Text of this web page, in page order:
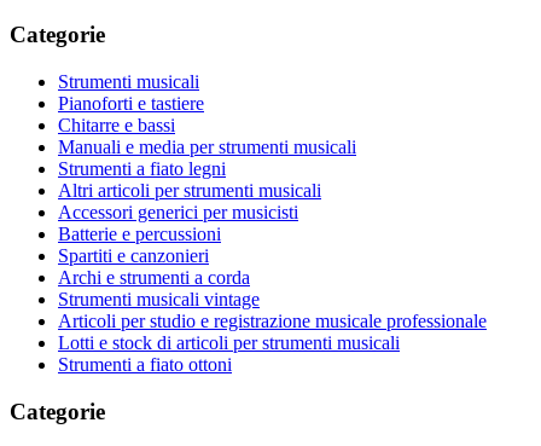
Categorie
Strumenti musicali
Pianoforti e tastiere
Chitarre e bassi
Manuali e media per strumenti musicali
Strumenti a fiato legni
Altri articoli per strumenti musicali
Accessori generici per musicisti
Batterie e percussioni
Spartiti e canzonieri
Archi e strumenti a corda
Strumenti musicali vintage
Articoli per studio e registrazione musicale professionale
Lotti e stock di articoli per strumenti musicali
Strumenti a fiato ottoni
Categorie